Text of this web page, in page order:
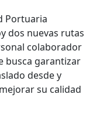
Portuaria
dos nuevas rutas
colaborador
busca garantizar
desde y
su calidad